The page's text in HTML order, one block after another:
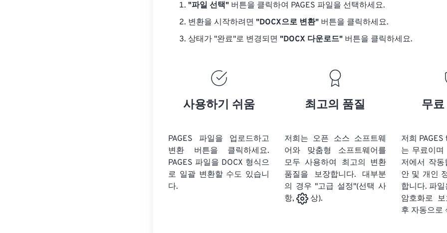
"파일 선택" 버튼을 클릭하여 PAGES 파일을 선택하세요.
변환을 시작하려면 "DOCX으로 변환" 버튼을 클릭하세요.
상태가 "완료"로 변경되면 "DOCX 다운로드" 버튼을 클릭하세요.
사용하기 쉬움
PAGES 파일을 업로드하고
변환 버튼을 클릭하세요.
PAGES 파일을 DOCX 형식으
로 일괄 변환할 수도 있습니
다.
최고의 품질
저희는 오픈 소스 소프트웨
어와 맞춤형 소프트웨어를
모두 사용하여 최고의 변환
품질을 보장합니다. 대부분
의 경우 "고급 설정"(선택 사
항,
상).
무
저희 PAGES
는 무료이
저에서 작
안 및 개인
합니다. 파
암호화로
후 자동으로